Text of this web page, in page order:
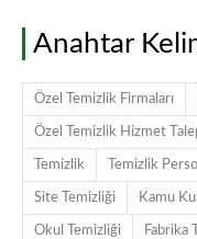
Anahtar
Özel Temizlik Firmaları
Özel Temizlik Hizmet
Temizlik Temizlik
Site Temizliği Kamu
Okul Temizliği Fabrika